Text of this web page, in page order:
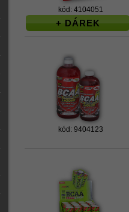
kód: 4104051
+ DÁREK
kód: 9404123